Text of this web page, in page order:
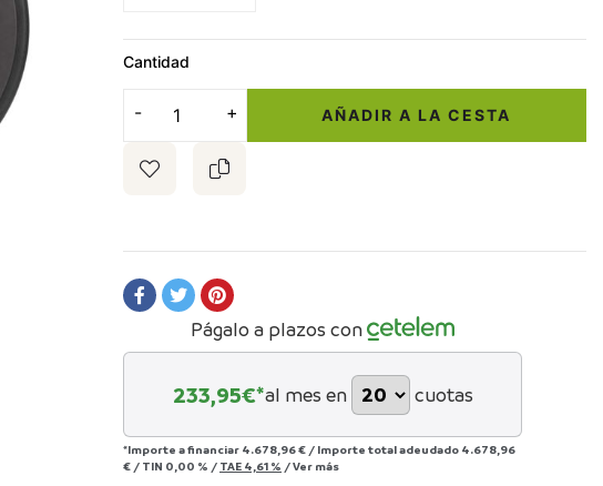
Cantidad
AÑADIR A LA CESTA
Págalo a plazos con
233,95€*al mes en cuotas
*Importe a financiar 4.678,96 € / Importe total adeudado 4.678,96
€ / TIN 0,00 % / TAE 4,61 % /Ver más